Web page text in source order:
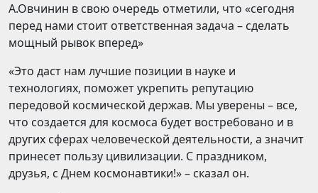
А.Овчинин в свою очередь отметили, что «сегодня
перед нами стоит ответственная задача – сделать
мощный рывок вперед»
«Это даст нам лучшие позиции в науке и
технологиях, поможет укрепить репутацию
передовой космической держав. Мы уверены – все,
что создается для космоса будет востребовано и в
других сферах человеческой деятельности, а значит
принесет пользу цивилизации. С праздником,
друзья, с Днем космонавтики!» – сказал он.